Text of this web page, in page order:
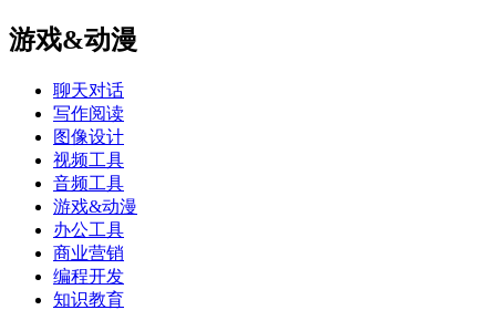
游戏&动漫
聊天对话
写作阅读
图像设计
视频工具
音频工具
游戏&动漫
办公工具
商业营销
编程开发
知识教育